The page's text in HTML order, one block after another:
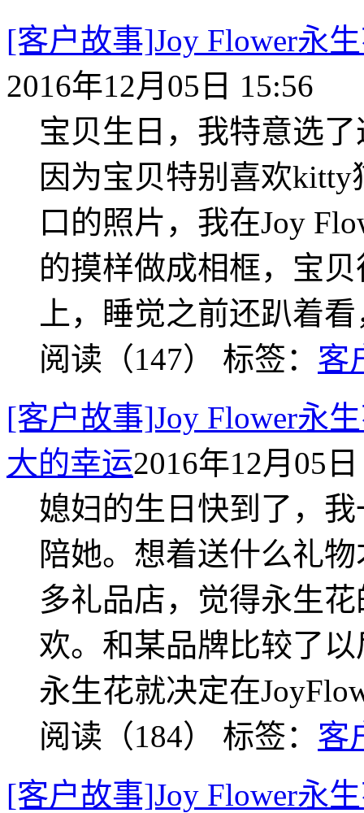
[客户故事]Joy Flower永
2016年12月05日 15:56
宝贝生日，我特意选
因为宝贝特别喜欢
口的照片，我在Joy
的摸样做成相框，宝
上，睡觉之前还趴着
阅读（147） 标签： 客
[客户故事]Joy Flower永
大的幸运2016年12月05
媳妇的生日快到了，
陪她。想着送什么礼
多礼品店，觉得永生
欢。和某品牌比较了
永生花就决定在
阅读（184） 标签： 客
[客户故事]Joy Flower永